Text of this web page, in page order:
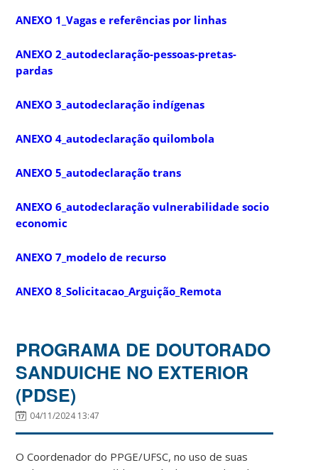
ANEXO 1_Vagas e referências por linhas
ANEXO 2_autodeclaração-pessoas-pretas-
pardas
ANEXO 3_autodeclaração indígenas
ANEXO 4_autodeclaração quilombola
ANEXO 5_autodeclaração trans
ANEXO 6_autodeclaração vulnerabilidade socio
economic
ANEXO 7_modelo de recurso
ANEXO 8_Solicitacao_Arguição_Remota
PROGRAMA DE DOUTORADO
SANDUICHE NO EXTERIOR
(PDSE)
04/11/2024 13:47
O Coordenador do PPGE/UFSC, no uso de suas